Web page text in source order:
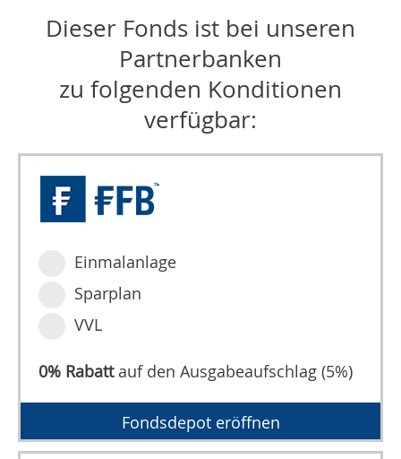
Dieser Fonds ist bei unseren
Partnerbanken
zu folgenden Konditionen
verfügbar:
Einmalanlage
Sparplan
VVL
0% Rabattauf den Ausgabeaufschlag (5%)
Fondsdepot eröffnen